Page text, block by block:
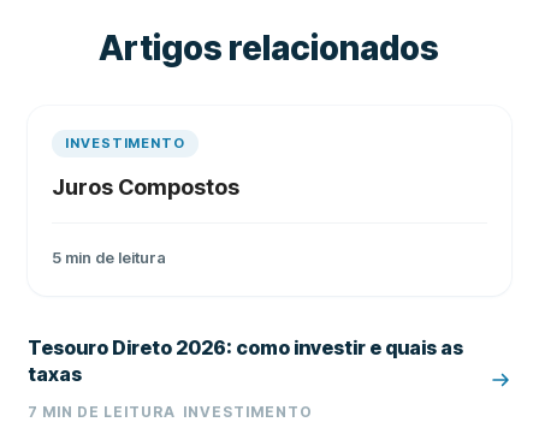
Artigos relacionados
INVESTIMENTO
Juros Compostos
5 min de leitura
Tesouro Direto 2026: como investir e quais as
taxas
7 MIN DE LEITURA INVESTIMENTO